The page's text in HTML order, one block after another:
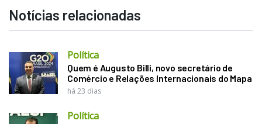
Notícias relacionadas
Política
Quem é Augusto Billi, novo secretário de
Comércio e Relações Internacionais do Mapa
há 23 dias
Política